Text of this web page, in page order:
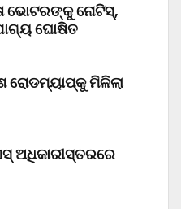
ଭୋଟରଙ୍କୁ ନୋଟିସ୍‌,
ଘୋଷିତ
ରୋଡମ୍ୟାପ୍‌କୁ ମିଳିଲା
ଅଧିକାରୀସ୍ତରରେ